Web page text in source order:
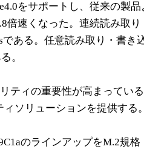
をサポートし、従来の製
倍速くなった。連続読み取
である。任意読み取り・書き
。
ティの重要性が高まってい
ソリューションを提供する。
のラインアップをM.2規格